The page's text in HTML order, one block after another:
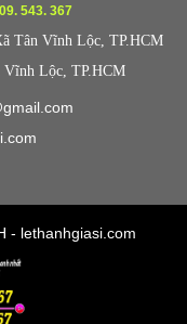
543. 367
Tân Vĩnh Lộc, TP.HCM
Lộc, TP.HCM
m
- lethanhgiasi.com